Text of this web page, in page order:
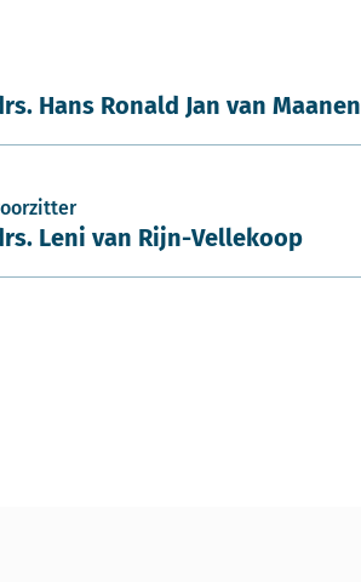
Hans Ronald Jan van Maanen
Leni van Rijn-Vellekoop